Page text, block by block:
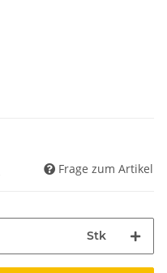
Frage zum Artikel
Stk